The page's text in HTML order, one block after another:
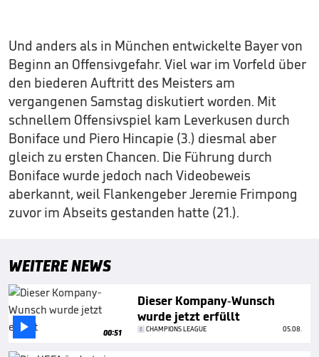
Und anders als in München entwickelte Bayer von
Beginn an Offensivgefahr. Viel war im Vorfeld über
den biederen Auftritt des Meisters am
vergangenen Samstag diskutiert worden. Mit
schnellem Offensivspiel kam Leverkusen durch
Boniface und Piero Hincapie (3.) diesmal aber
gleich zu ersten Chancen. Die Führung durch
Boniface wurde jedoch nach Videobeweis
aberkannt, weil Flankengeber Jeremie Frimpong
zuvor im Abseits gestanden hatte (21.).
WEITERE NEWS
 00:51
Dieser Kompany-Wunsch
wurde jetzt erfüllt
CHAMPIONS LEAGUE 05.08.